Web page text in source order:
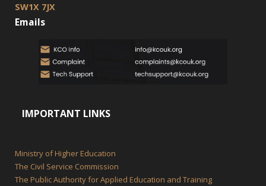
SW1X 7JX
Emails
IMPORTANT LINKS
Ministry of Higher Education
The Civil Service Commission
The Public Authority for Applied Education and Training